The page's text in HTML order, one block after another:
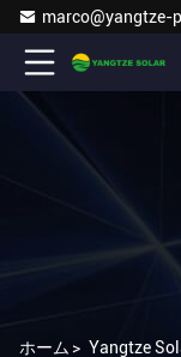
marco@yangtze-
ホーム > Yangtze